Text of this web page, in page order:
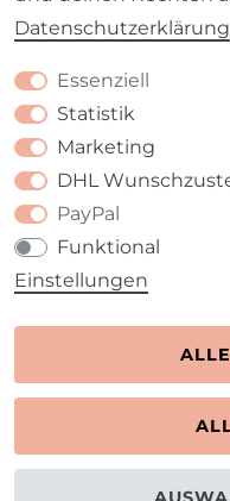
Daten­schutz­erklärung
Essenziell
Statistik
Marketing
DHL
PayPal
Funktional
Einstellungen